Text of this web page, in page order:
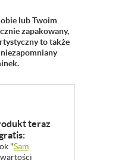
lub Twoim
zapakowany,
to także
teraz
"Sam